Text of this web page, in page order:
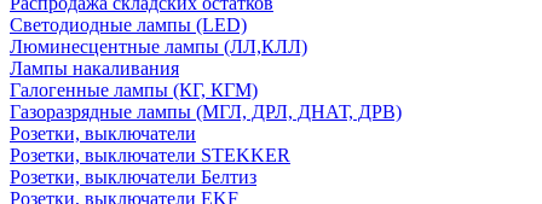
Светодиодные лампы (LED)
Люминесцентные лампы (ЛЛ,КЛЛ)
Лампы накаливания
Галогенные лампы (КГ, КГМ)
Газоразрядные лампы (МГЛ, ДРЛ, ДНАТ, ДРВ)
Розетки, выключатели
Розетки, выключатели STEKKER
Розетки, выключатели Белтиз
Розетки, выключатели EKF